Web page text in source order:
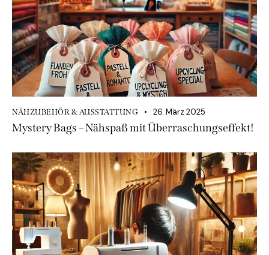
NÄHZUBEHÖR & AUSSTATTUNG 26. März 2025
Mystery Bags – Nähspaß mit Überraschungseffekt!